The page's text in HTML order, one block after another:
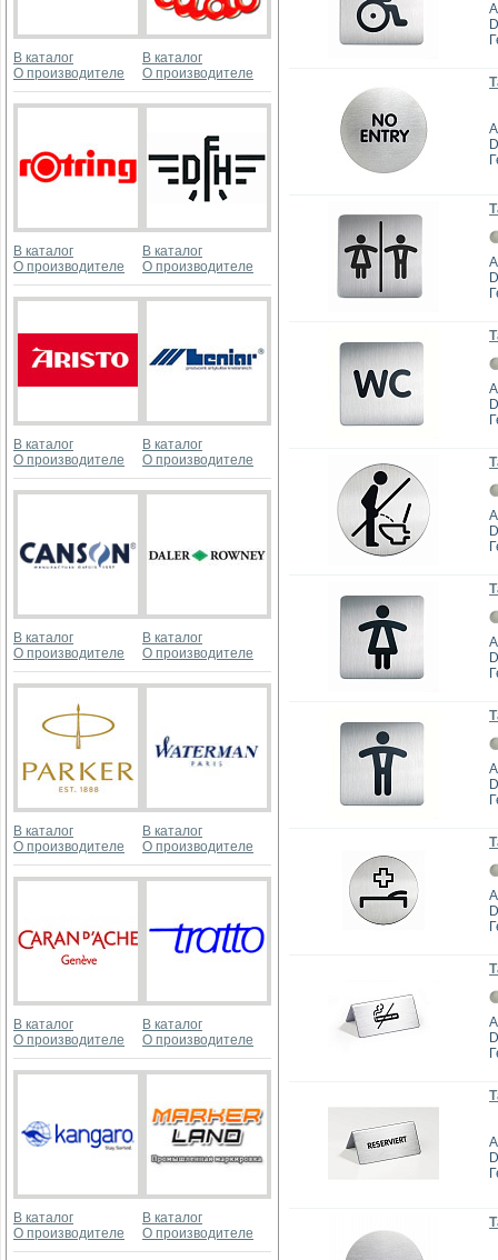
В каталог
О производителе
В каталог
О производителе
В каталог
О производителе
В каталог
О производителе
В каталог
О производителе
В каталог
О производителе
В каталог
О производителе
В каталог
О производителе
В каталог
О производителе
В каталог
О производителе
В каталог
О производителе
В каталог
О производителе
В каталог
О производителе
В каталог
О производителе